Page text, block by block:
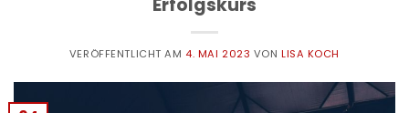
Erfolgskurs
VERÖFFENTLICHT AM 4. MAI 2023 VONLISA KOCH